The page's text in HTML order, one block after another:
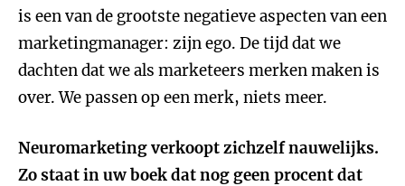
is een van de grootste negatieve aspecten van een
marketingmanager: zijn ego. De tijd dat we
dachten dat we als marketeers merken maken is
over. We passen op een merk, niets meer.
Neuromarketing verkoopt zichzelf nauwelijks.
Zo staat in uw boek dat nog geen procent dat